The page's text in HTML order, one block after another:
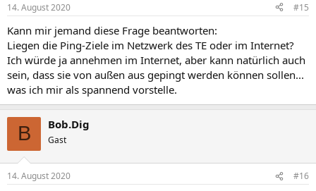
14. August 2020 #15
Kann mir jemand diese Frage beantworten:
Liegen die Ping-Ziele im Netzwerk des TE oder im Internet?
Ich würde ja annehmen im Internet, aber kann natürlich auch
sein, dass sie von außen aus gepingt werden können sollen...
was ich mir als spannend vorstelle.
B Bob.Dig
Gast
14. August 2020 #16